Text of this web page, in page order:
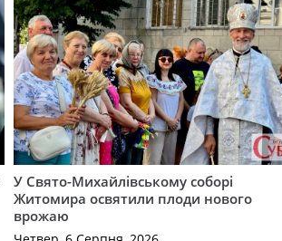
У Свято-Михайлівському соборі
Житомира освятили плоди нового
врожаю